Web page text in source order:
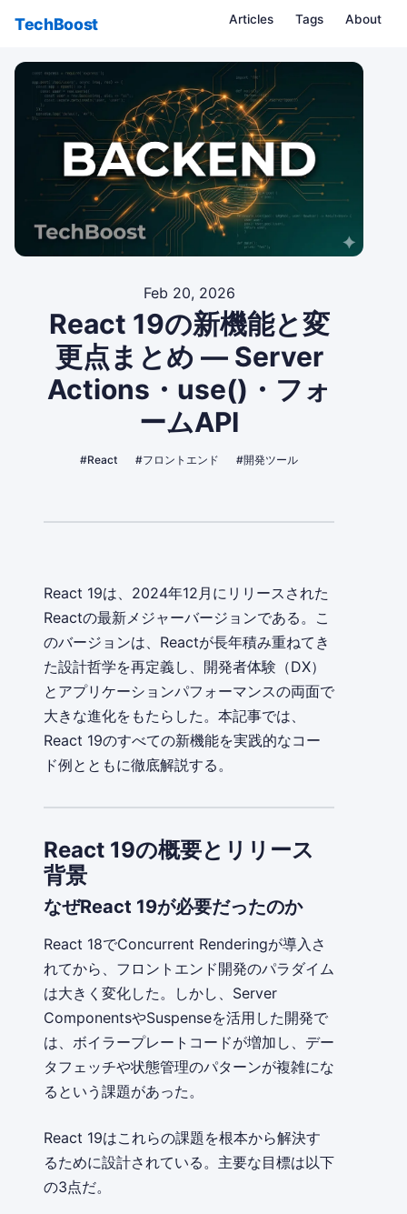
TechBoost Articles Tags About
Feb 20, 2026
React 19の新機能と変
更点まとめ — Server
Actions・use()・フォ
ームAPI
#React #フロントエンド #開発ツール
React 19は、2024年12月にリリースされた
Reactの最新メジャーバージョンである。こ
のバージョンは、Reactが長年積み重ねてき
た設計哲学を再定義し、開発者体験（DX）
とアプリケーションパフォーマンスの両面で
大きな進化をもたらした。本記事では、
React 19のすべての新機能を実践的なコー
ド例とともに徹底解説する。
React 19の概要とリリース
背景
なぜReact 19が必要だったのか
React 18でConcurrent Renderingが導入さ
れてから、フロントエンド開発のパラダイム
は大きく変化した。しかし、Server
ComponentsやSuspenseを活用した開発で
は、ボイラープレートコードが増加し、デー
タフェッチや状態管理のパターンが複雑にな
るという課題があった。
React 19はこれらの課題を根本から解決す
るために設計されている。主要な目標は以下
の3点だ。